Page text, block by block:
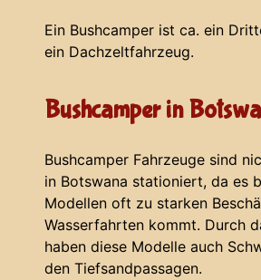
Ein Bushcamper ist ca. ein
ein Dachzeltfahrzeug.
Bushcamper in
Bushcamper Fahrzeuge sind
in Botswana stationiert, da es
Modellen oft zu starken
Wasserfahrten kommt. Durch
haben diese Modelle auch
den Tiefsandpassagen.